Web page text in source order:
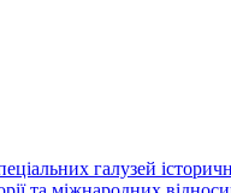
галузей